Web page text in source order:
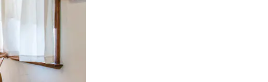
вниз або жести дотику та гортання.